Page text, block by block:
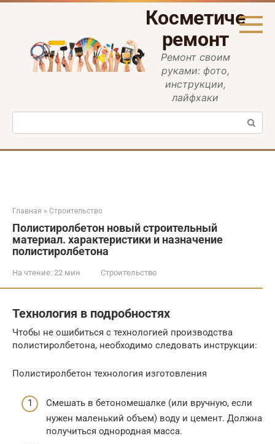
Перейти
ремонт
Ремонт своим
руками: фото,
инструкции,
лайфхаки
Поиск:
Главная » Строительство
Полистиролбетон новый строительный
материал. характеристики и назначение
полистиролбетона
На чтение: 22 мин Строительство
Технология в подробностях
Чтобы не ошибиться с технологией производства
полистиролбетона, необходимо следовать инструкции:
Полистиролбетон технология изготовления
Смешать в бетономешалке (или вручную, если
нужен маленький объем) воду и цемент. Должна
получиться однородная масса.